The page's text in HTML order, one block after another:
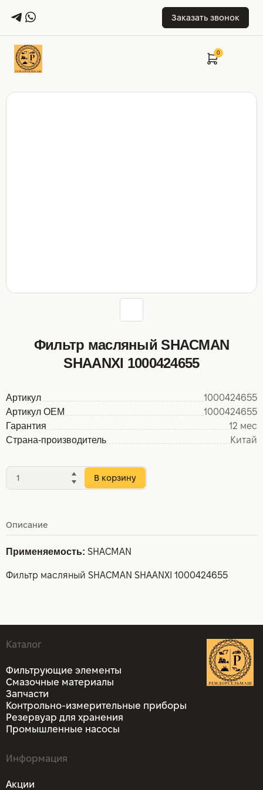
Заказать звонок
Фильтр масляный SHACMAN
SHAANXI 1000424655
Артикул
1000424655
Артикул OEM
1000424655
Гарантия
12 мес
Страна-производитель
Китай
В корзину
Описание
Применяемость: SHACMAN
Фильтр масляный SHACMAN SHAANXI 1000424655
Каталог
Фильтрующие элементы
Смазочные материалы
Запчасти
Контрольно-измерительные приборы
Резервуар для хранения
Промышленные насосы
Информация
Акции